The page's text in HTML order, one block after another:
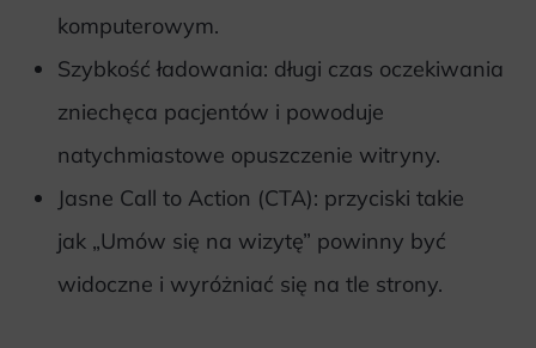
komputerowym.
Szybkość ładowania: długi czas oczekiwania
zniechęca pacjentów i powoduje
natychmiastowe opuszczenie witryny.
Jasne Call to Action (CTA): przyciski takie
jak „Umów się na wizytę” powinny być
widoczne i wyróżniać się na tle strony.